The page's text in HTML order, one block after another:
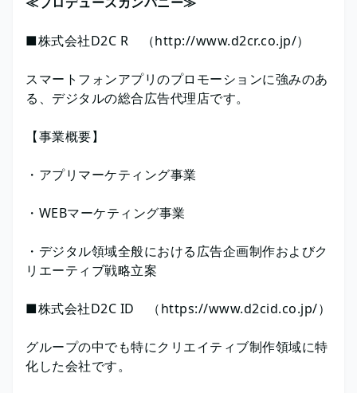
■株式会社D2C R （http://www.d2cr.co.jp/）
スマートフォンアプリのプロモーションに強みのあ
る、デジタルの総合広告代理店です。
【事業概要】
・アプリマーケティング事業
・WEBマーケティング事業
・デジタル領域全般における広告企画制作およびク
リエーティブ戦略立案
■株式会社D2C ID （https://www.d2cid.co.jp/）
グループの中でも特にクリエイティブ制作領域に特
化した会社です。